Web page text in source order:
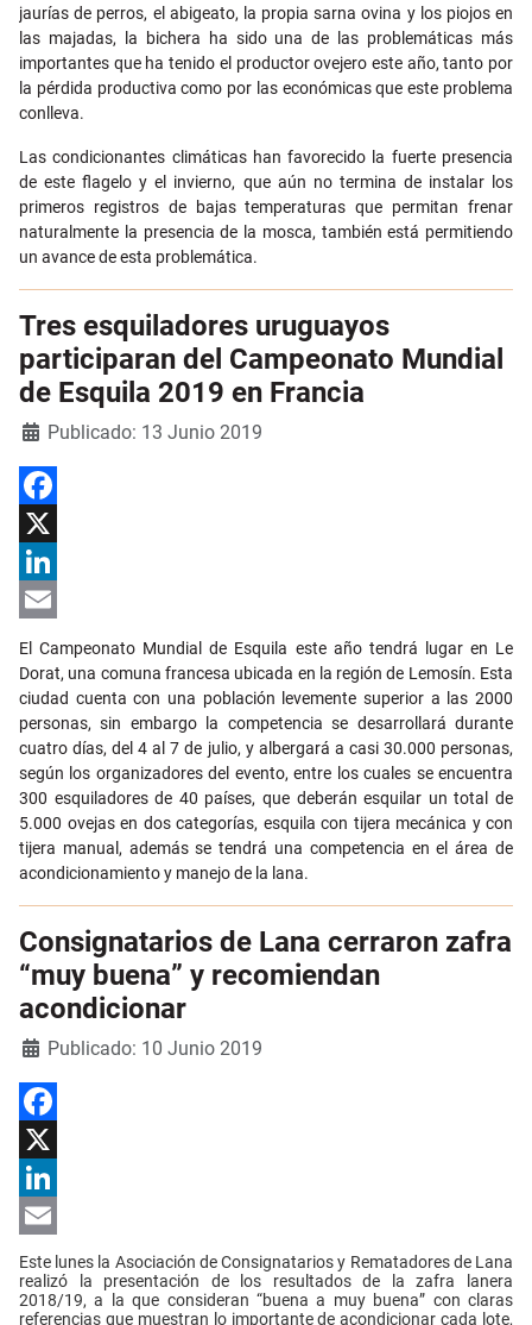
jaurías de perros, el abigeato, la propia sarna ovina y los piojos en
las majadas, la bichera ha sido una de las problemáticas más
importantes que ha tenido el productor ovejero este año, tanto por
la pérdida productiva como por las económicas que este problema
conlleva.
Las condicionantes climáticas han favorecido la fuerte presencia
de este flagelo y el invierno, que aún no termina de instalar los
primeros registros de bajas temperaturas que permitan frenar
naturalmente la presencia de la mosca, también está permitiendo
un avance de esta problemática.
Tres esquiladores uruguayos
participaran del Campeonato Mundial
de Esquila 2019 en Francia
DetallesPublicado: 13 Junio 2019
Facebook
X
LinkedIn
Email
El Campeonato Mundial de Esquila este año tendrá lugar en Le
Dorat, una comuna francesa ubicada en la región de Lemosín. Esta
ciudad cuenta con una población levemente superior a las 2000
personas, sin embargo la competencia se desarrollará durante
cuatro días, del 4 al 7 de julio, y albergará a casi 30.000 personas,
según los organizadores del evento, entre los cuales se encuentra
300 esquiladores de 40 países, que deberán esquilar un total de
5.000 ovejas en dos categorías, esquila con tijera mecánica y con
tijera manual, además se tendrá una competencia en el área de
acondicionamiento y manejo de la lana.
Consignatarios de Lana cerraron zafra
“muy buena” y recomiendan
acondicionar
DetallesPublicado: 10 Junio 2019
Facebook
X
LinkedIn
Email
Este lunes la Asociación de Consignatarios y Rematadores de Lana
realizó la presentación de los resultados de la zafra lanera
2018/19, a la que consideran “buena a muy buena” con claras
referencias que muestran lo importante de acondicionar cada lote,